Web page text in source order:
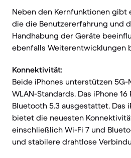
Neben den Kernfunktionen gibt
die die Benutzererfahrung und
Handhabung der Geräte
ebenfalls Weiterentwicklungen
Konnektivität:
Beide iPhones unterstützen
WLAN-Standards. Das iPhone
Bluetooth 5.3 ausgestattet. Das
bietet die neuesten
einschließlich Wi-Fi 7 und
und stabilere drahtlose